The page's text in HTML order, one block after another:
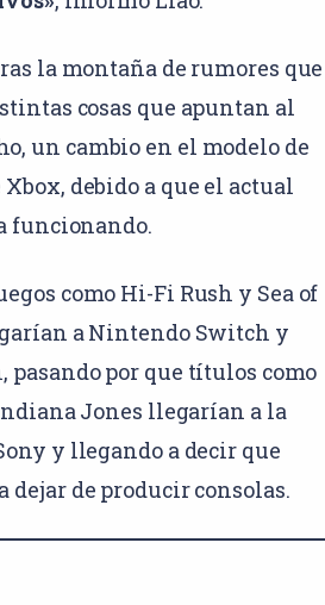
la montaña de rumores que
cosas que apuntan al
un cambio en el modelo de
Xbox, debido a que el actual
funcionando.
como Hi-Fi Rush y Sea of
a Nintendo Switch y
pasando por que títulos como
Jones llegarían a la
y llegando a decir que
dejar de producir consolas.